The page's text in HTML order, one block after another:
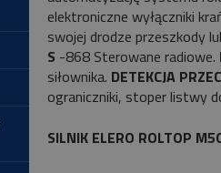
elektroniczne wyłączniki
swojej drodze przeszkody
S -868 Sterowane radiowe.
siłownika. DETEKCJA
ograniczniki, stoper listwy
SILNIK ELERO ROLTOP